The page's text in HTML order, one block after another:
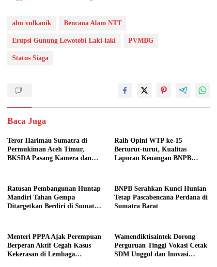
abu vulkanik Bencana Alam NTT
Erupsi Gunung Lewotobi Laki-laki PVMBG
Status Siaga
Baca Juga
Teror Harimau Sumatra di
Permukiman Aceh Timur,
BKSDA Pasang Kamera dan
Raih Opini WTP ke-15
Berturut-turut, Kualitas
Laporan Keuangan BNPB
Ratusan Pembangunan Huntap
Mandiri Tahan Gempa
Ditargetkan Berdiri di Sumatra
BNPB Serahkan Kunci Hunian
Tetap Pascabencana Perdana di
Sumatra Barat
Menteri PPPA Ajak Perempuan
Berperan Aktif Cegah Kasus
Kekerasan di Lembaga
Wamendiktisaintek Dorong
Perguruan Tinggi Vokasi Cetak
SDM Unggul dan Inovasi